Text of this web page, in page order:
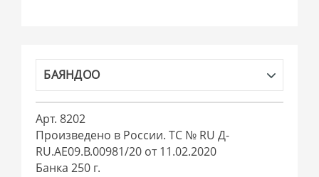
БАЯНДОО
Арт. 8202
Произведено в России. ТС № RU Д-
RU.АЕ09.В.00981/20 от 11.02.2020
Банка 250 г.